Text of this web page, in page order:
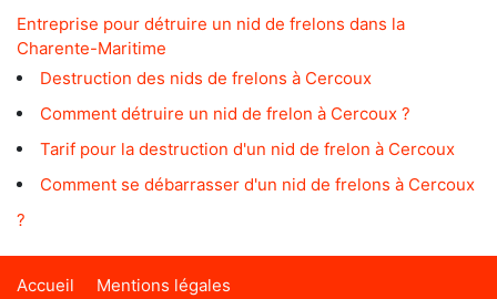
Entreprise pour détruire un nid de frelons dans la
Charente-Maritime
Destruction des nids de frelons à Cercoux
Comment détruire un nid de frelon à Cercoux ?
Tarif pour la destruction d'un nid de frelon à Cercoux
Comment se débarrasser d'un nid de frelons à Cercoux
?
Accueil Mentions légales